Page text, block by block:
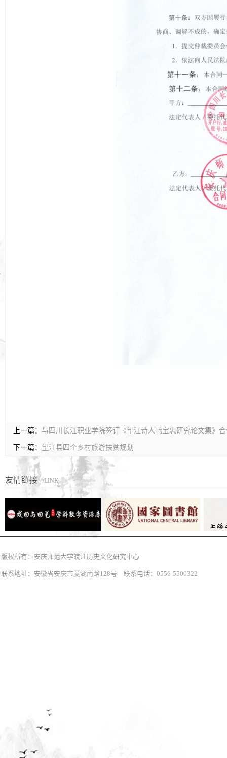
上一篇： 与四川长江职业学院签订《望江诗人韩宝忠研究论文集》
下一篇： 望江县四个乡村旅游扶贫规划
友情链接 /LINK
版权所有：安庆师范大学皖江历史文化研究中心
联系地址：安徽省安庆市菱湖南路128号 联系电话：0556-5500322